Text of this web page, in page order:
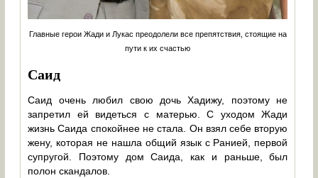
Главные герои Жади и Лукас преодолели все препятствия, стоящие на
пути к их счастью
Саид
Саид очень любил свою дочь Хадижу, поэтому не
запретил ей видеться с матерью. С уходом Жади
жизнь Саида спокойнее не стала. Он взял себе вторую
жену, которая не нашла общий язык с Ранией, первой
супругой. Поэтому дом Саида, как и раньше, был
полон скандалов.